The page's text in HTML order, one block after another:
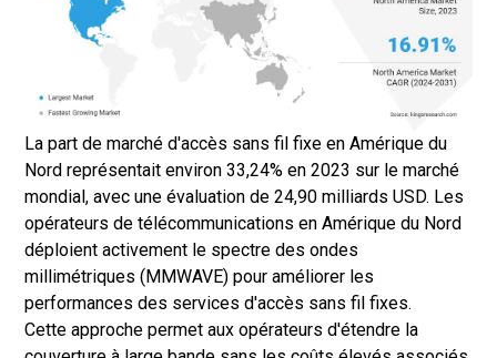
La part de marché d'accès sans fil fixe en Amérique du
Nord représentait environ 33,24% en 2023 sur le marché
mondial, avec une évaluation de 24,90 milliards USD. Les
opérateurs de télécommunications en Amérique du Nord
déploient activement le spectre des ondes
millimétriques (MMWAVE) pour améliorer les
performances des services d'accès sans fil fixes.
Cette approche permet aux opérateurs d'étendre la